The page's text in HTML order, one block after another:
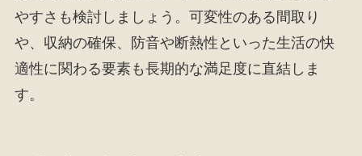
やすさも検討しましょう。可変性のある間取り
や、収納の確保、防音や断熱性といった生活の快
適性に関わる要素も長期的な満足度に直結しま
す。